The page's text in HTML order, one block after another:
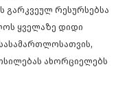
გარკვეულ რესურსებსა
ყველაზე დიდი
,
ახორციელებს